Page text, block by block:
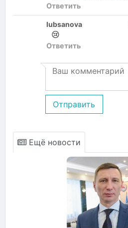
Ответить
lubsanova
😢
Ответить
Отправить
Ещё новости